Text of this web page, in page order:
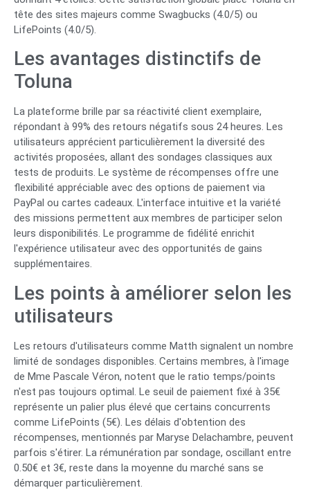
tête des sites majeurs comme Swagbucks (4.0/5) ou
LifePoints (4.0/5).
Les avantages distinctifs de
Toluna
La plateforme brille par sa réactivité client exemplaire,
répondant à 99% des retours négatifs sous 24 heures. Les
utilisateurs apprécient particulièrement la diversité des
activités proposées, allant des sondages classiques aux
tests de produits. Le système de récompenses offre une
flexibilité appréciable avec des options de paiement via
PayPal ou cartes cadeaux. L'interface intuitive et la variété
des missions permettent aux membres de participer selon
leurs disponibilités. Le programme de fidélité enrichit
l'expérience utilisateur avec des opportunités de gains
supplémentaires.
Les points à améliorer selon les
utilisateurs
Les retours d'utilisateurs comme Matth signalent un nombre
limité de sondages disponibles. Certains membres, à l'image
de Mme Pascale Véron, notent que le ratio temps/points
n'est pas toujours optimal. Le seuil de paiement fixé à 35€
représente un palier plus élevé que certains concurrents
comme LifePoints (5€). Les délais d'obtention des
récompenses, mentionnés par Maryse Delachambre, peuvent
parfois s'étirer. La rémunération par sondage, oscillant entre
0.50€ et 3€, reste dans la moyenne du marché sans se
démarquer particulièrement.